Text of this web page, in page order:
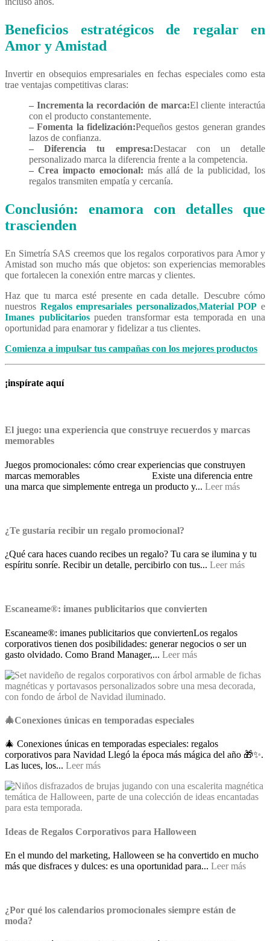
Beneficios estratégicos de regalar en
Amor y Amistad
Invertir en obsequios empresariales en fechas especiales como esta
trae ventajas competitivas claras:
– Incrementa la recordación de marca:El cliente interactúa
con el producto constantemente.
– Fomenta la fidelización:Pequeños gestos generan grandes
lazos de confianza.
– Diferencia tu empresa:Destacar con un detalle
personalizado marca la diferencia frente a la competencia.
– Crea impacto emocional: más allá de la publicidad, los
regalos transmiten empatía y cercanía.
Conclusión: enamora con detalles que
trascienden
En Simetría SAS creemos que los regalos corporativos para Amor y
Amistad son mucho más que objetos: son experiencias memorables
que fortalecen la conexión entre marcas y clientes.
Haz que tu marca esté presente en cada detalle. Descubre cómo
nuestros Regalos empresariales personalizados,Material POP e
Imanes publicitariospueden transformar esta temporada en una
oportunidad para enamorar y fidelizar a tus clientes.
Comienza a impulsar tus campañas con los mejores productos
¡inspírate aquí
El juego: una experiencia que construye recuerdos y marcas
memorables
Juegos promocionales: cómo crear experiencias que construyen
marcas memorables Existe una diferencia entre
una marca que simplemente entrega un producto y... Leer más
¿Te gustaría recibir un regalo promocional?
¿Qué cara haces cuando recibes un regalo? Tu cara se ilumina y tu
espíritu sonríe. Recibir un detalle, percibirlo con tus... Leer más
Escaneame®: imanes publicitarios que convierten
Escaneame®: imanes publicitarios que conviertenLos regalos
corporativos tienen dos posibilidades: generar negocios o ser un
gasto olvidado. Como Brand Manager,... Leer más
🎄Conexiones únicas en temporadas especiales
🎄 Conexiones únicas en temporadas especiales: regalos
corporativos para Navidad Llegó la época más mágica del año 🎁✨.
Las luces, los... Leer más
Ideas de Regalos Corporativos para Halloween
En el mundo del marketing, Halloween se ha convertido en mucho
más que disfraces y dulces: es una oportunidad para... Leer más
¿Por qué los calendarios promocionales siempre están de
moda?